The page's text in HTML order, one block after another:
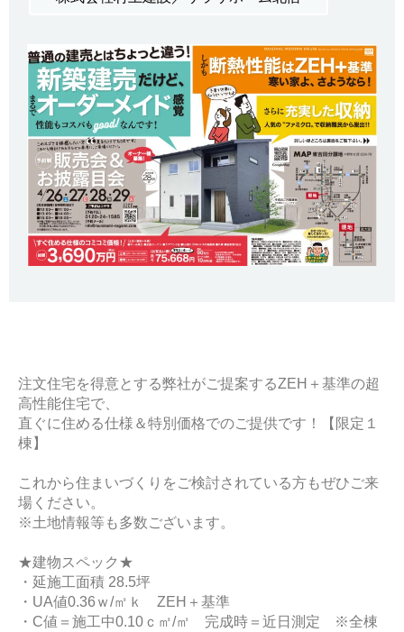
注文住宅を得意とする弊社がご提案するZEH＋基準の超
高性能住宅で、
直ぐに住める仕様＆特別価格でのご提供です！【限定１
棟】
これから住まいづくりをご検討されている方もぜひご来
場ください。
※土地情報等も多数ございます。
★建物スペック★
・延施工面積 28.5坪
・UA値0.36ｗ/㎡ｋ ZEH＋基準
・C値＝施工中0.10ｃ㎡/㎡ 完成時＝近日測定 ※全棟